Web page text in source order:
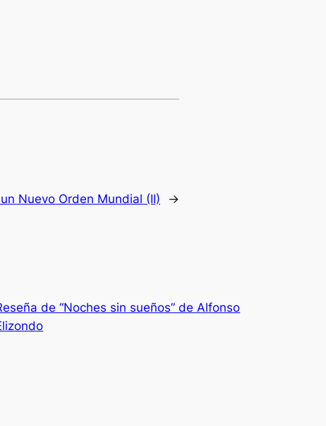
Nuevo Orden Mundial (II) →
de “Noches sin sueños” de Alfonso